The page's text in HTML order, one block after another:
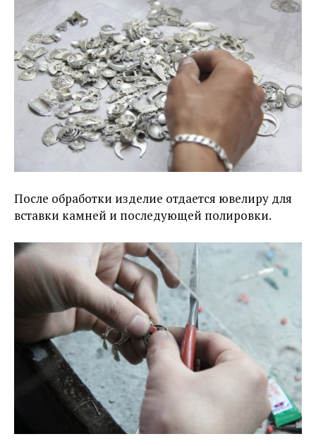
После обработки изделие отдается ювелиру для
вставки камней и последующей полировки.